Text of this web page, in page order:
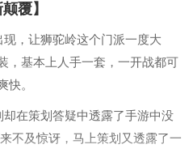
覆】
，让狮驼岭这个门派一度大
，基本上人手一套，一开战都可
快。
在策划答疑中透露了手游中没
不及惊讶，马上策划又透露了一